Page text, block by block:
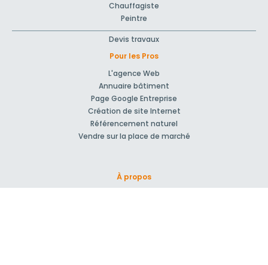
Chauffagiste
Peintre
Devis travaux
Pour les Pros
L'agence Web
Annuaire bâtiment
Page Google Entreprise
Création de site Internet
Référencement naturel
Vendre sur la place de marché
À propos